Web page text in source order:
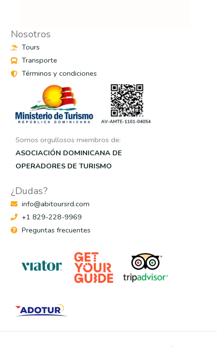
Nosotros
Tours
Transporte
Términos y condiciones
Somos orgullosos miembros de:
ASOCIACIÓN DOMINICANA DE
OPERADORES DE TURISMO
¿Dudas?
info@abitoursrd.com
+1 829-228-9969
Preguntas frecuentes